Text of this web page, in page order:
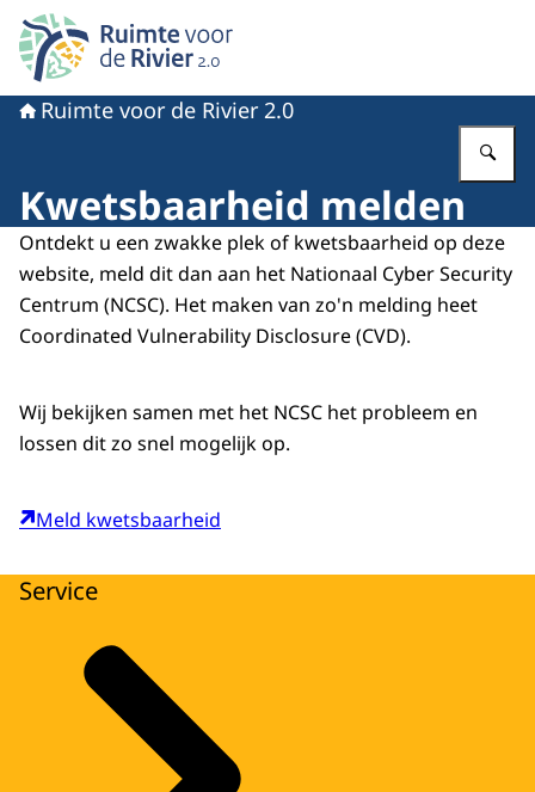
Naar de homepage van Ruimte voor de rivier 2.0
Ruimte voor de Rivier 2.0
Kwetsbaarheid melden
Ontdekt u een zwakke plek of kwetsbaarheid op deze
website, meld dit dan aan het Nationaal Cyber Security
Centrum (NCSC). Het maken van zo'n melding heet
Coordinated Vulnerability Disclosure(CVD).
Wij bekijken samen met het NCSC het probleem en
lossen dit zo snel mogelijk op.
Meld kwetsbaarheid
Service